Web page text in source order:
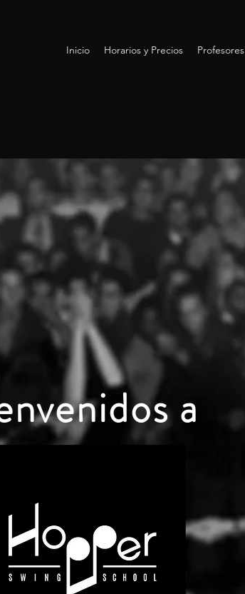
Inicio Horarios y Precios Profesores
a